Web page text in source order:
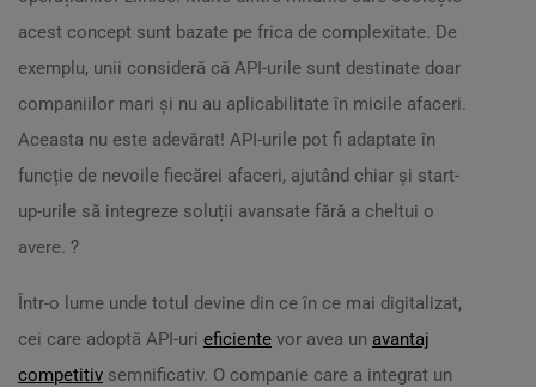
acest concept sunt bazate pe frica de complexitate. De
exemplu, unii consideră că API-urile sunt destinate doar
companiilor mari și nu au aplicabilitate în micile afaceri.
Aceasta nu este adevărat! API-urile pot fi adaptate în
funcție de nevoile fiecărei afaceri, ajutând chiar și start-
up-urile să integreze soluții avansate fără a cheltui o
avere. ?
Într-o lume unde totul devine din ce în ce mai digitalizat,
cei care adoptă API-uri eficiente vor avea un avantaj
competitiv semnificativ. O companie care a integrat un